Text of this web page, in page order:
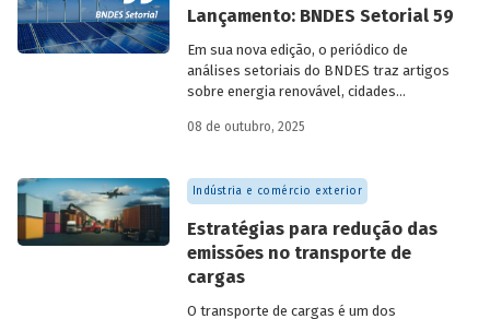
Lançamento: BNDES Setorial 59
Em sua nova edição, o periódico de
análises setoriais do BNDES traz artigos
sobre energia renovável, cidades
urbanos (RSU) e exportação.
08 de outubro, 2025
Indústria e comércio exterior
Estratégias para redução das
emissões no transporte de
cargas
O transporte de cargas é um dos